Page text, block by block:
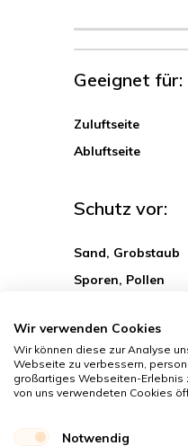
Geeignet für:
Zuluftseite
Abluftseite
Schutz vor:
Sand, Grobstaub
Sporen, Pollen
Bakterien, Smog
Feinstaub, Viren
5er-Set
Wir verwenden Cookies
Wir können diese zur Analyse
Webseite zu verbessern,
großartiges Webseiten-Erlebnis
von uns verwendeten Cookies
Notwendig